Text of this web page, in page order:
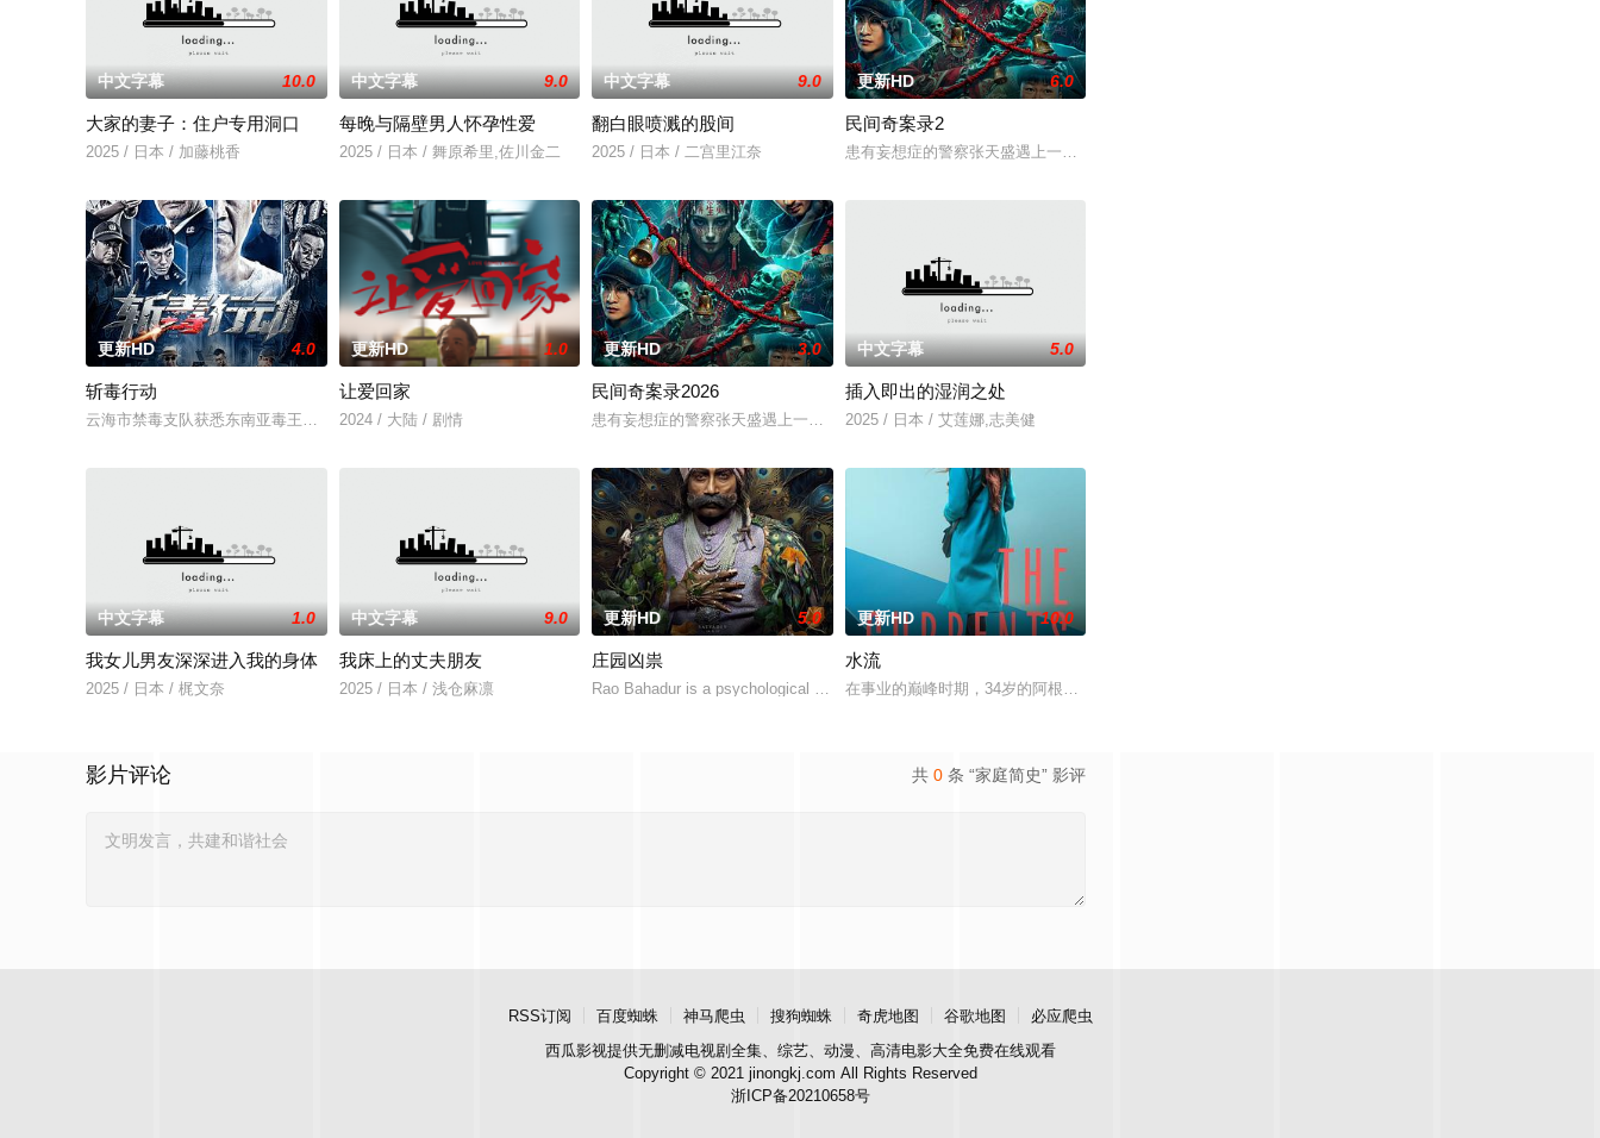
中文字幕 10.0
大家的妻子：住户专用洞口
2025 / 日本 / 加藤桃香
中文字幕 9.0
每晚与隔壁男人怀孕性爱
2025 / 日本 / 舞原希里,佐川金二
中文字幕 9.0
翻白眼喷溅的股间
2025 / 日本 / 二宫里江奈
更新HD 6.0
民间奇案录2
患有妄想症的警察张天盛遇上一起离奇的神像杀人事件，勘案过程中，牵引出“婴胎报仇”，“娘娘索命”等一连串
更新HD 4.0
斩毒行动
云海市禁毒支队获悉东南亚毒王廖爷将携600余公斤毒品来云交易，火速成立“斩毒行动”专案组，借调警员安迪参战。首轮毒贩阿泰
更新HD 1.0
让爱回家
2024 / 大陆 / 剧情
更新HD 3.0
民间奇案录2026
患有妄想症的警察张天盛遇上一起离奇的神像杀人事件，勘案过程中，牵引出“婴胎报仇”，“娘娘索命”等一连串妖异事件，张天盛虽
中文字幕 5.0
插入即出的湿润之处
2025 / 日本 / 艾莲娜,志美健
中文字幕 1.0
我女儿男友深深进入我的身体
2025 / 日本 / 梶文奈
中文字幕 9.0
我床上的丈夫朋友
2025 / 日本 / 浅仓麻凛
更新HD 5.0
庄园凶祟
Rao Bahadur is a psychological drama set against the backdro
更新HD 10.0
水流
在事业的巅峰时期，34岁的阿根廷造型师丽娜在瑞士的一场颁奖典礼后，被一种突如其来的冲动驱使。回到布
共 0 条 “家庭简史” 影评
影片评论
RSS订阅 百度蜘蛛 神马爬虫 搜狗蜘蛛 奇虎地图 谷歌地图
必应爬虫
西瓜影视提供无删减电视剧全集、综艺、动漫、高清电影大全免费在线观看
Copyright © 2021 jinongkj.com All Rights Reserved
浙ICP备20210658号